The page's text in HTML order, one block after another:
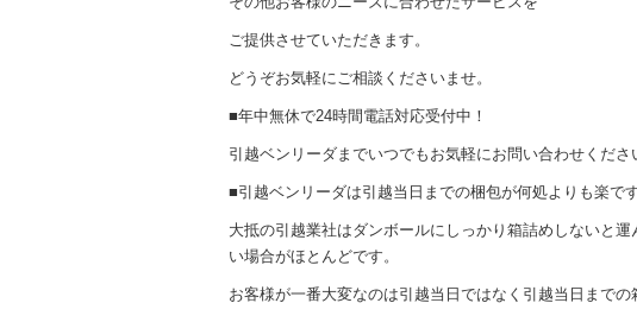
ご提供させていただきます。
どうぞお気軽にご相談くださいませ。
■年中無休で24時間電話対応受付中！
引越ベンリーダまでいつでもお気軽にお問い合わせくださ
■引越ベンリーダは引越当日までの梱包が何処よりも楽で
大抵の引越業社はダンボールにしっかり箱詰めしないと
い場合がほとんどです。
お客様が一番大変なのは引越当日ではなく引越当日までの